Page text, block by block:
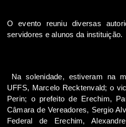
O evento reuniu diversas
servidores e alunos da instituição.
Na solenidade, estiveram na
UFFS, Marcelo Recktenvald; o
Perin; o prefeito de Erechim,
Câmara de Vereadores, Sergio
Federal de Erechim,